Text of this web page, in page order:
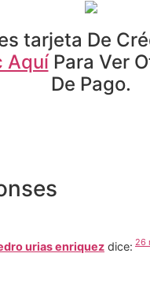
tarjeta De
AquíPara Ver
De Pago.
urias enriquez dice: 26